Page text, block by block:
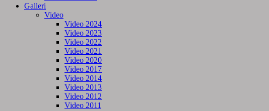
Galleri
Video
Video 2024
Video 2023
Video 2022
Video 2021
Video 2020
Video 2017
Video 2014
Video 2013
Video 2012
Video 2011